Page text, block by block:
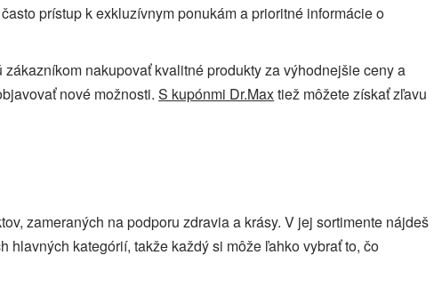
prístup k exkluzívnym ponukám a prioritné informácie o
nakupovať kvalitné produkty za výhodnejšie ceny a
nové možnosti.S kupónmi Dr.Maxtiež môžete získať zľavu
zameraných na podporu zdravia a krásy. V jej sortimente nájdeš
hlavných kategórií, takže každý si môže ľahko vybrať to, čo